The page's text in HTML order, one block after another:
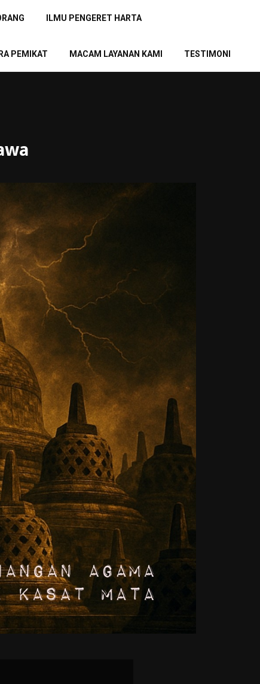
ILMU PENGERET HARTA
PEMIKAT MACAM LAYANAN KAMI TESTIMONI